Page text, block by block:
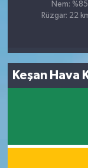
Nem: %85
Rüzgar: 22
Keşan Hava